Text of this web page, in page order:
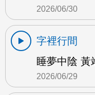
2026/06/30
字裡行間
睡夢中陰 黃
2026/06/29